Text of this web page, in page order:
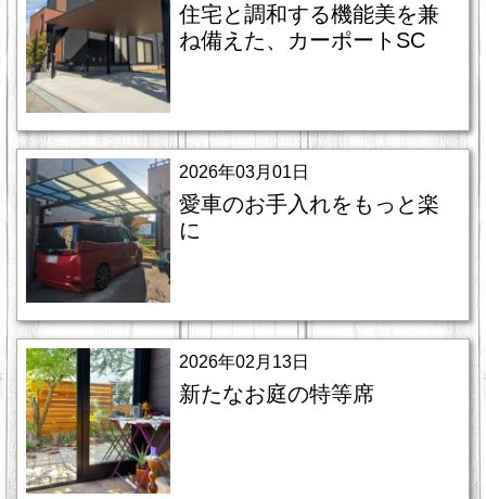
住宅と調和する機能美を兼
ね備えた、カーポートSC
2026年03月01日
愛車のお手入れをもっと楽
に
2026年02月13日
新たなお庭の特等席